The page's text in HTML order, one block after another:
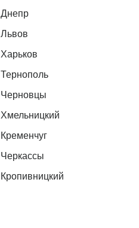
Днепр
Львов
Харьков
Тернополь
Черновцы
Хмельницкий
Кременчуг
Черкассы
Кропивницкий